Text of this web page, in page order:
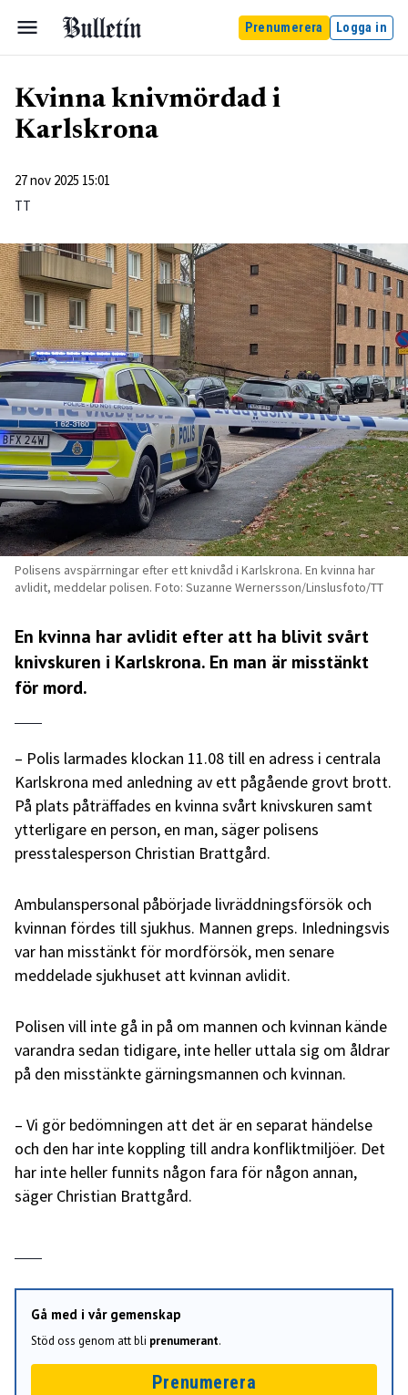
Prenumerera Logga in
Kvinna knivmördad i
Karlskrona
27 nov 2025 15:01
TT
Polisens avspärrningar efter ett knivdåd i Karlskrona. En kvinna har
avlidit, meddelar polisen. Foto: Suzanne Wernersson/Linslusfoto/TT
En kvinna har avlidit efter att ha blivit svårt
knivskuren i Karlskrona. En man är misstänkt
för mord.
– Polis larmades klockan 11.08 till en adress i centrala
Karlskrona med anledning av ett pågående grovt brott.
På plats påträffades en kvinna svårt knivskuren samt
ytterligare en person, en man, säger polisens
presstalesperson Christian Brattgård.
Ambulanspersonal påbörjade livräddningsförsök och
kvinnan fördes till sjukhus. Mannen greps. Inledningsvis
var han misstänkt för mordförsök, men senare
meddelade sjukhuset att kvinnan avlidit.
Polisen vill inte gå in på om mannen och kvinnan kände
varandra sedan tidigare, inte heller uttala sig om åldrar
på den misstänkte gärningsmannen och kvinnan.
– Vi gör bedömningen att det är en separat händelse
och den har inte koppling till andra konfliktmiljöer. Det
har inte heller funnits någon fara för någon annan,
säger Christian Brattgård.
Gå med i vår gemenskap
Stöd oss genom att bli prenumerant.
Prenumerera